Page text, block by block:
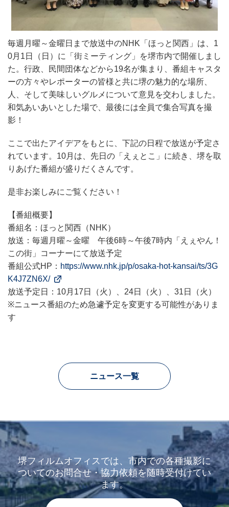
毎週月曜～金曜日まで放送中のNHK「ほっと関西」は、 1
0月1日（日）に「街ミーティング」を堺市内で開催しまし
た。行政、民間団体などから19名が集まり、番組キャスタ
ーの方々やレポーターの皆様と共に堺の魅力的な場所、
人、そして美味しいグルメについて意見を交わしました。
和気あいあいとした場で、最後には全員で集合写真を撮
影！
ここで出たアイデアをもとに、下記の日程で放送が予定さ
れています。10月は、先日の「えぇとこ」に続き、堺を取
りあげた番組が盛りだくさんです。
是非お楽しみにご覧ください！
【番組概要】
番組名：ほっと関西（NHK）
放送：毎週月曜～金曜 午後6時～午後7時内「えぇやん！
この街」コーナーにて放送予定
番組公式HP： https://www.nhk.jp/p/osaka-hot-kansai/ts/3G
K4J7ZN6X/
放送予定日：10月17日（火）、24日（火）、31日（火）
※ニュース番組のため急遽予定を変更する可能性がありま
す
ニュース一覧
堺フィルムオフィスでは、市内での各種撮影に
ついてのお問合せ・協力依頼を随時受付けてい
ます。